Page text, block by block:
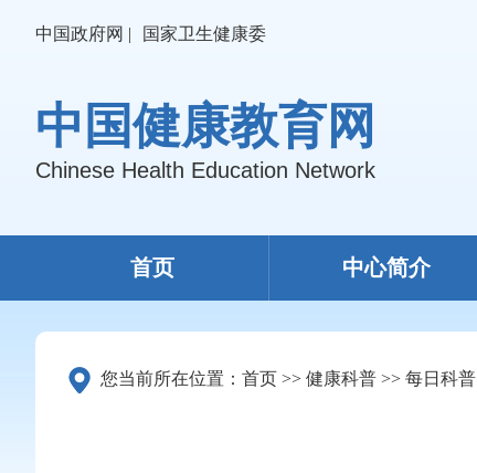
中国政府网 | 国家卫生健康委
中国健康教育网
Chinese Health Education Network
首页 中心简介
您当前所在位置： 首页 >> 健康科普 >> 每日科普